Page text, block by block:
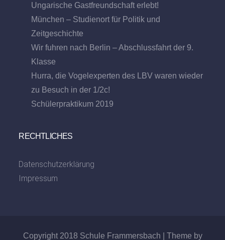
Ungarische Gastfreundschaft erlebt!
München – Studienort für Politik und
Zeitgeschichte
Wir fuhren nach Berlin – Abschlussfahrt der 9.
Klasse
Hurra, die Vogelexperten des LBV waren wieder
zu Besuch in der 1/2c!
Schülerpraktikum 2019
RECHTLICHES
Datenschutzerklärung
Impressum
Copyright 2018 Schule Frammersbach | Theme by